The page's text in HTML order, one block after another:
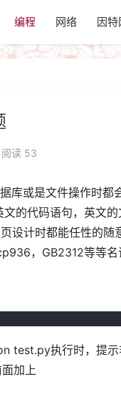
编程 网络 因特
阅读 53
库或是文件操作时都
的代码语句，英文
设计时都能任性的随
，GB2312等等名
test.py执行时，提
加上